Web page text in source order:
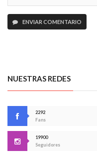
ENVIAR COMENTARIO
NUESTRAS REDES
2292
Fans
19900
Seguidores